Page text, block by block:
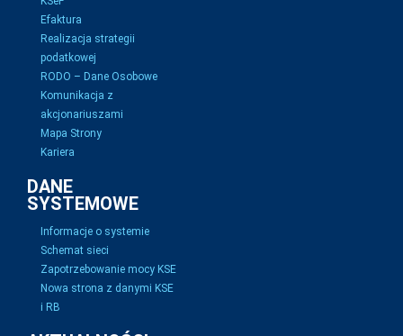
Efaktura
Realizacja strategii
podatkowej
RODO – Dane Osobowe
Komunikacja z
akcjonariuszami
Mapa Strony
Kariera
DANE
SYSTEMOWE
Informacje o systemie
Schemat sieci
Zapotrzebowanie mocy KSE
Nowa strona z danymi KSE
i RB